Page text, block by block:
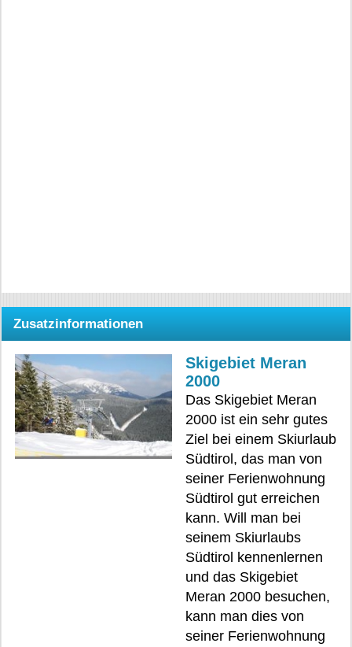
Zusatzinformationen
Skigebiet Meran
2000
Das Skigebiet Meran
2000 ist ein sehr gutes
Ziel bei einem Skiurlaub
Südtirol, das man von
seiner Ferienwohnung
Südtirol gut erreichen
kann. Will man bei
seinem Skiurlaubs
Südtirol kennenlernen
und das Skigebiet
Meran 2000 besuchen,
kann man dies von
seiner Ferienwohnung